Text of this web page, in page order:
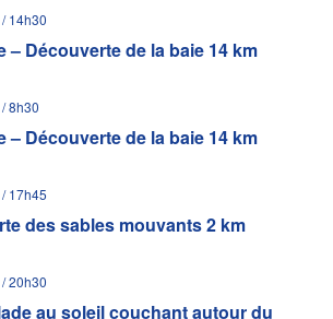
– Découverte de la baie 14 km
14h30
– Découverte de la baie 14 km
8h30
des sables mouvants 2 km
17h45
au soleil couchant autour du
20h30